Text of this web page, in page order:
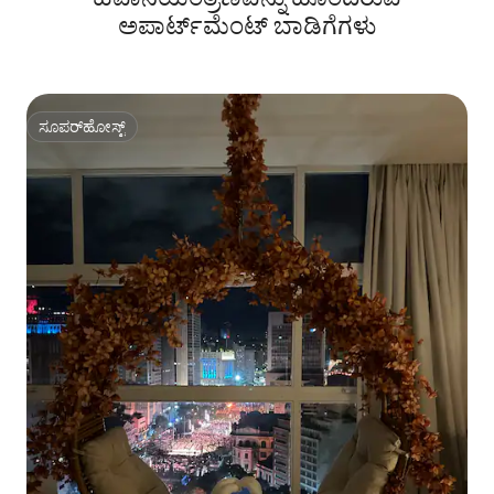
ಅಪಾರ್ಟ್‌ಮೆಂಟ್‌ ಬಾಡಿಗೆಗಳು
ಸೂಪರ್‌ಹೋಸ್ಟ್
ಸೂಪರ್‌ಹೋಸ್ಟ್